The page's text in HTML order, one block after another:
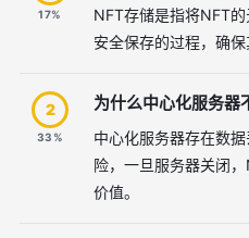
17%
NFT存储是指将NFT
安全保存的过程，确保
2
33%
为什么中心化服务器
中心化服务器存在数
险，一旦服务器关闭
价值。